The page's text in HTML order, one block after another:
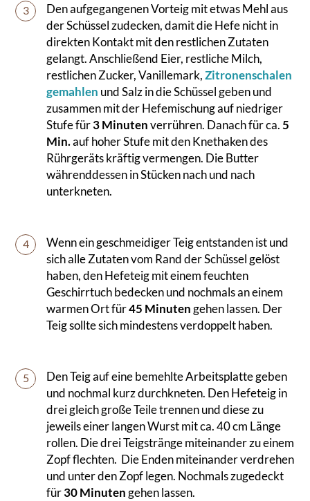
3
Den aufgegangenen Vorteig mit etwas Mehl aus
der Schüssel zudecken, damit die Hefe nicht in
direkten Kontakt mit den restlichen Zutaten
gelangt. Anschließend Eier, restliche Milch,
restlichen Zucker, Vanillemark,Zitronenschalen
gemahlen und Salz in die Schüssel geben und
zusammen mit der Hefemischung auf niedriger
Stufe für3 Minutenverrühren. Danach für ca.5
Min.auf hoher Stufe mit den Knethaken des
Rührgeräts kräftig vermengen. Die Butter
währenddessen in Stücken nach und nach
unterkneten.
4
Wenn ein geschmeidiger Teig entstanden ist und
sich alle Zutaten vom Rand der Schüssel gelöst
haben, den Hefeteig mit einem feuchten
Geschirrtuch bedecken und nochmals an einem
warmen Ort für45 Minuten gehen lassen. Der
Teig sollte sich mindestens verdoppelt haben.
5
Den Teig auf eine bemehlte Arbeitsplatte geben
und nochmal kurz durchkneten. Den Hefeteig in
drei gleich große Teile trennen und diese zu
jeweils einer langen Wurst mit ca. 40 cm Länge
rollen. Die drei Teigstränge miteinander zu einem
Zopf flechten. Die Enden miteinander verdrehen
und unter den Zopf legen. Nochmals zugedeckt
für30 Minuten gehen lassen.